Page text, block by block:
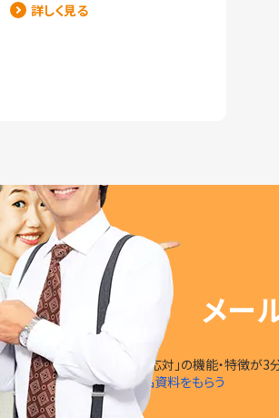
詳しく見る
メー
「楽楽自動応対」の機能・特徴が3
無料で製品資料をもらう